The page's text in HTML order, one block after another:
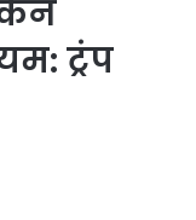
ट्रंप